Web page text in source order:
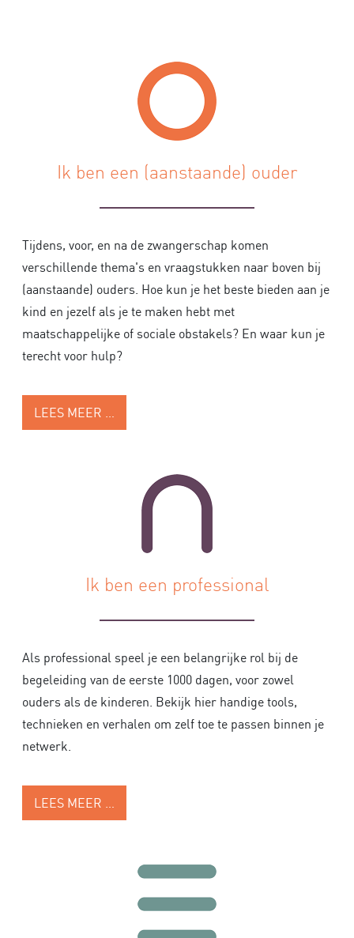
Ik ben een (aanstaande) ouder
Tijdens, voor, en na de zwangerschap komen
verschillende thema's en vraagstukken naar boven bij
(aanstaande) ouders. Hoe kun je het beste bieden aan je
kind en jezelf als je te maken hebt met
maatschappelijke of sociale obstakels? En waar kun je
terecht voor hulp?
LEES MEER …
Ik ben een professional
Als professional speel je een belangrijke rol bij de
begeleiding van de eerste 1000 dagen, voor zowel
ouders als de kinderen. Bekijk hier handige tools,
technieken en verhalen om zelf toe te passen binnen je
netwerk.
LEES MEER …